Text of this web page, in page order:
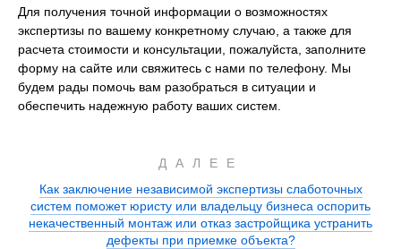
Для получения точной информации о возможностях
экспертизы по вашему конкретному случаю, а также для
расчета стоимости и консультации, пожалуйста, заполните
форму на сайте или свяжитесь с нами по телефону. Мы
будем рады помочь вам разобраться в ситуации и
обеспечить надежную работу ваших систем.
ДАЛЕЕ
Как заключение независимой экспертизы слаботочных
систем поможет юристу или владельцу бизнеса оспорить
некачественный монтаж или отказ застройщика устранить
дефекты при приемке объекта?